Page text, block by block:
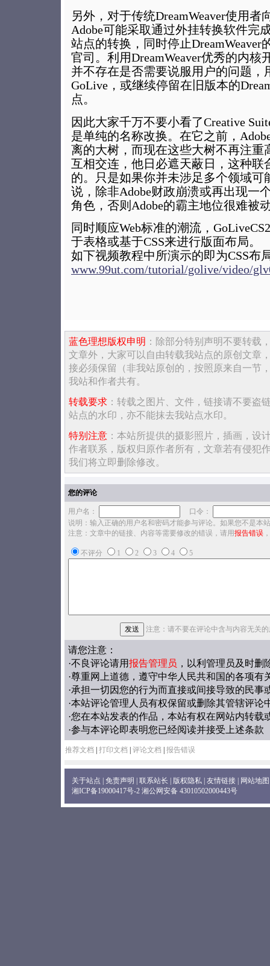
另外，对于传统DreamWeaver使用者
Adobe可能采取通过外挂转换软件完
站点的转换，同时停止DreamWeaver
官司。利用DreamWeaver优秀的内核
并不存在是否需要说服用户的问题，
GoLive，或继续停留在旧版本的
点。
因此大家千万不要小看了Creative
是单纯的名称改换。在它之前，
离的大树，而现在这些大树不再注重
互相交连，他日必遮天蔽日，这种联
的。只是如果你并未涉足多个领域可
说，除非Adobe财政崩溃或再出现一
角色，否则Adobe的霸主地位很难被
同时顺应Web标准的潮流，
于表格或基于CSS来进行版面布局。
如下视频教程中所演示的即为CSS布
www.99ut.com/tutorial/golive/video/
蓝色理想版权申明 ：除部分特别声明不要转载
文章外，大家可以自由转载我站点的原创文章
接必须保留（非我站原创的，按照原来自一节
我站和作者共有。
转载要求 ：转载之图片、文件，链接请不要盗
站点的水印，亦不能抹去我站点水印。
特别注意 ：本站所提供的摄影照片，插画，设
作者联系，版权归原作者所有，文章若有侵犯
我们将立即删除修改。
您的评论
用户名：
口令：
说明：输入正确的用户名和密码才能参与评论。如果您不是本
注意：文章中的链接、内容等需要修改的错误，请用报告错误
不评分 1 2 3 4 5
注意：请不要在评论中含与内容无关
请您注意：
·不良评论请用报告管理员 ，以利管理员及时删
·尊重网上道德，遵守中华人民共和国的各项有
·承担一切因您的行为而直接或间接导致的民事
·本站评论管理人员有权保留或删除其管辖评论
·您在本站发表的作品，本站有权在网站内转载
·参与本评论即表明您已经阅读并接受上述条款
推荐文档 打印文档 评论文档 报告错误
关于站点 免责声明 联系站长 版权隐私 友情链接
网站地图
湘ICP备19000417号-2 湘公网安备 43010502000443号